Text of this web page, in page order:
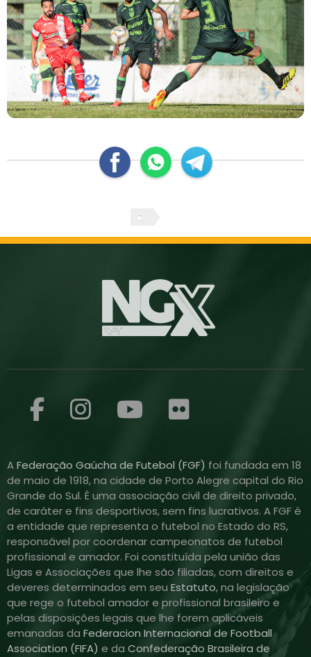
AFederação Gaúcha de Futebol (FGF) foi fundada em 18
de maio de 1918, na cidade de Porto Alegre capital do Rio
Grande do Sul. É uma associação civil de direito privado,
de caráter e fins desportivos, sem fins lucrativos. A FGF é
a entidade que representa o futebol no Estado do RS,
responsável por coordenar campeonatos de futebol
profissional e amador. Foi constituída pela união das
Ligas e Associações que lhe são filiadas, com direitos e
deveres determinados em seu Estatuto, na legislação
que rege o futebol amador e profissional brasileiro e
pelas disposições legais que lhe forem aplicáveis
emanadas da Federacion Internacional de Football
Association (FIFA) e da Confederação Brasileira de